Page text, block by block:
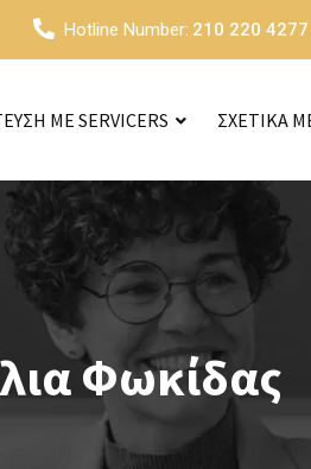
Hotline Number: 210 220
ΜΕ SERVICERS ΣΧΕΤΙΚΑ
Φωκίδας